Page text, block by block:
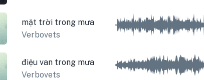
mặt trời trong mưa
Verbovets
điệu van trong mưa
Verbovets